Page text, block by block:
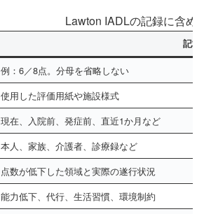
Lawton IADLの記録に含め
記載
例：6／8点。分母を省略しない
使用した評価用紙や施設様式
現在、入院前、発症前、直近1か月など
本人、家族、介護者、診療録など
点数が低下した領域と実際の遂行状況
能力低下、代行、生活習慣、環境制約